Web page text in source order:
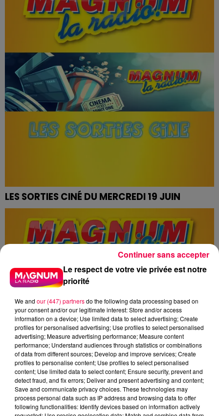
LES SORTIES CINÉ DU MERCREDI 19 JUIN
Le respect de votre vie privée est notre
priorité
We and our (447) partnersdo the following data processing based on
your consent and/or our legitimate interest: Store and/or access
information on a device; Use limited data to select advertising; Create
profiles for personalised advertising; Use profiles to select personalised
advertising; Measure advertising performance; Measure content
performance; Understand audiences through statistics or combinations
of data from different sources; Develop and improve services; Create
profiles to personalise content; Use profiles to select personalised
content; Use limited data to select content; Ensure security, prevent and
detect fraud, and fix errors; Deliver and present advertising and content;
Save and communicate privacy choices. These technologies may
process personal data such as IP address and browsing data to offer
following functionalities: Identify devices based on information actively
Continuer sans accepter